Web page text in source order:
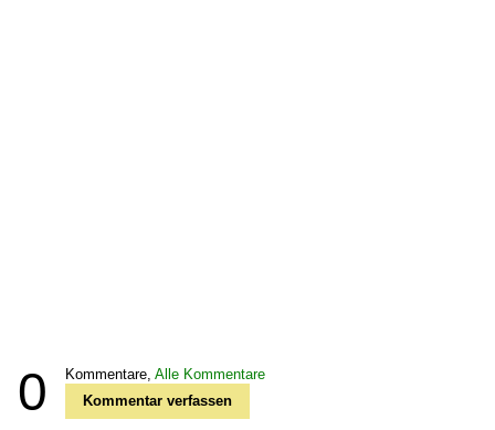
0 Kommentare, Alle Kommentare
Kommentar verfassen